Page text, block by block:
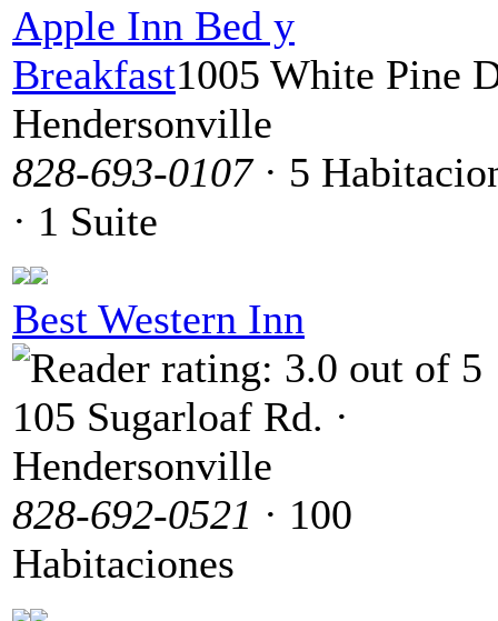
Apple Inn Bed y
Breakfast1005 White Pine
Hendersonville
828-693-0107· 5
· 1 Suite
Best Western Inn
105 Sugarloaf Rd. ·
Hendersonville
828-692-0521 · 100
Habitaciones